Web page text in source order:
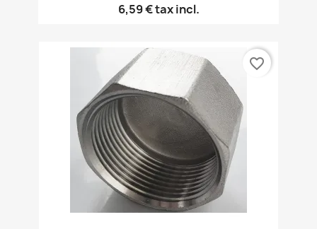
6,59 €tax incl.
favorite_border